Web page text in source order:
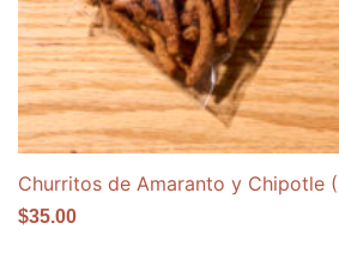
Churritos de Amaranto y Chipotle
$35.00